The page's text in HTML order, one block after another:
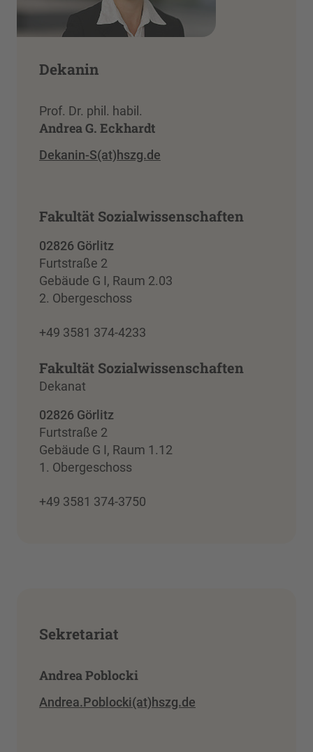
Dekanin
Prof. Dr. phil. habil.
Andrea G. Eckhardt
Dekanin-S(at)hszg.de
Fakultät Sozialwissenschaften
02826 Görlitz
Furtstraße 2
Gebäude G I, Raum 2.03
2. Obergeschoss
+49 3581 374-4233
Fakultät Sozialwissenschaften
Dekanat
02826 Görlitz
Furtstraße 2
Gebäude G I, Raum 1.12
1. Obergeschoss
+49 3581 374-3750
Sekretariat
Andrea Poblocki
Andrea.Poblocki(at)hszg.de